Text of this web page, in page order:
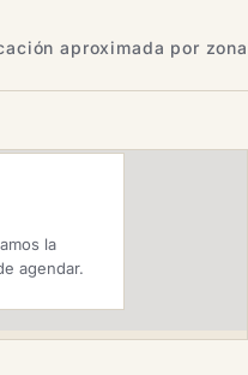
aproximada por zona
la
agendar.